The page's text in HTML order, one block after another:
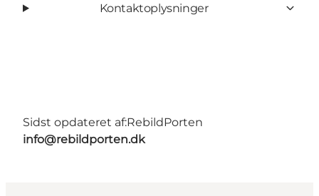
Kontaktoplysninger
Sidst opdateret af:RebildPorten
info@rebildporten.dk